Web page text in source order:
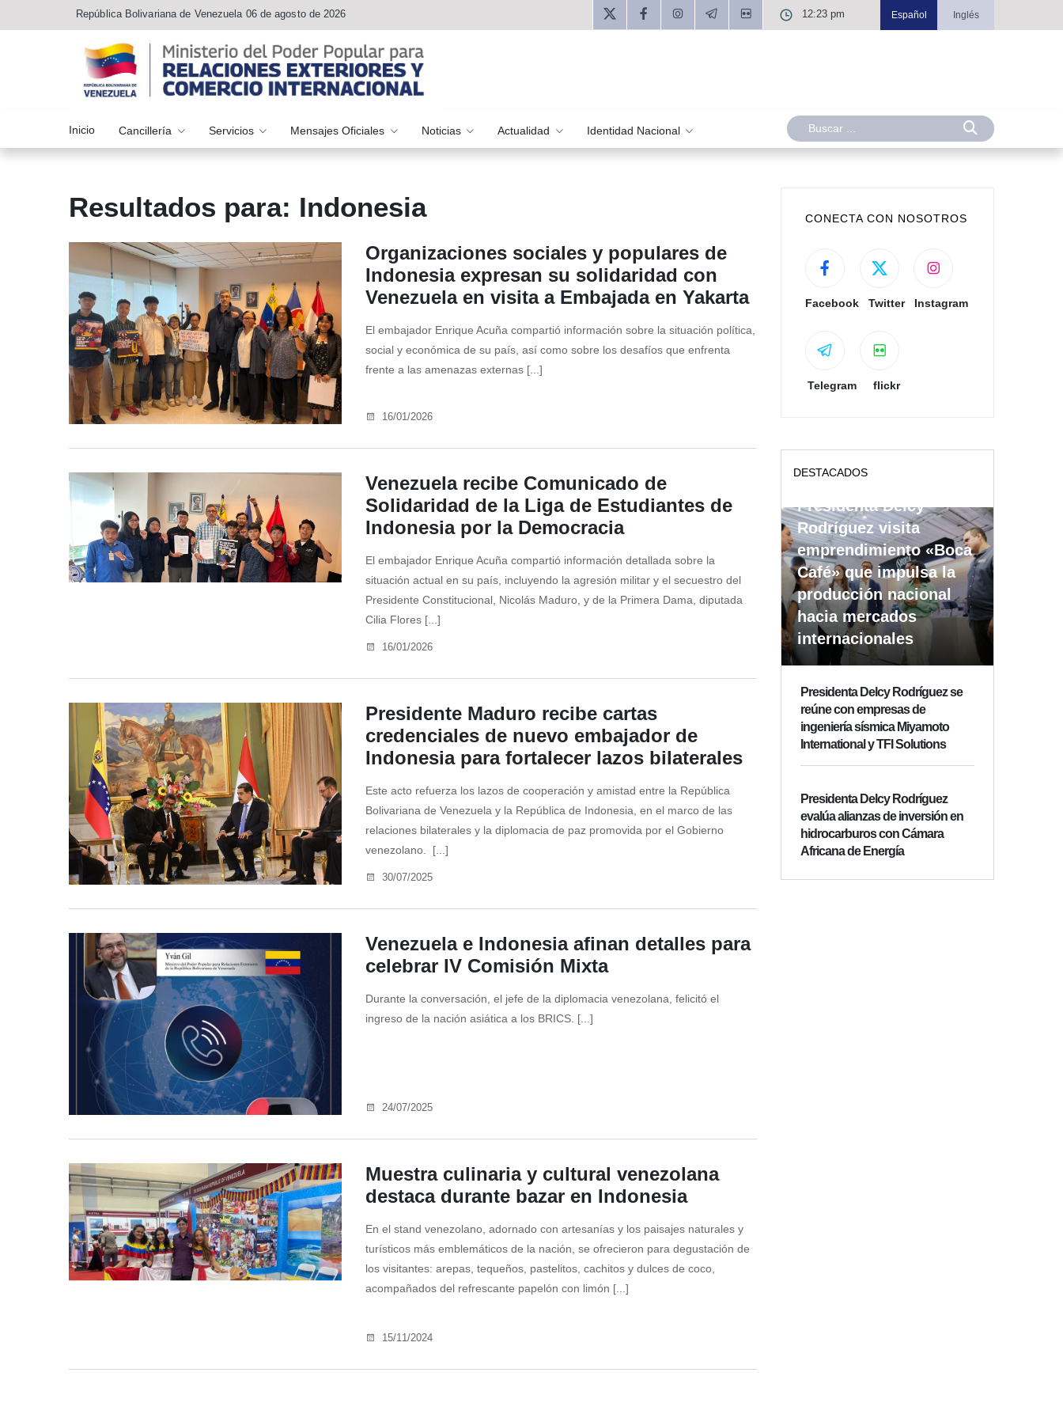
República Bolivariana de Venezuela 06 de agosto de 2026 12:23 pm Español Inglés
Inicio Cancillería Servicios Mensajes Oficiales Noticias Actualidad Identidad Nacional
Resultados para: Indonesia
Organizaciones sociales y populares de
Indonesia expresan su solidaridad con
Venezuela en visita a Embajada en Yakarta
El embajador Enrique Acuña compartió información sobre la situación política,
social y económica de su país, así como sobre los desafíos que enfrenta
frente a las amenazas externas [...]
16/01/2026
Venezuela recibe Comunicado de
Solidaridad de la Liga de Estudiantes de
Indonesia por la Democracia
El embajador Enrique Acuña compartió información detallada sobre la
situación actual en su país, incluyendo la agresión militar y el secuestro del
Presidente Constitucional, Nicolás Maduro, y de la Primera Dama, diputada
Cilia Flores [...]
16/01/2026
Presidente Maduro recibe cartas
credenciales de nuevo embajador de
Indonesia para fortalecer lazos bilaterales
Este acto refuerza los lazos de cooperación y amistad entre la República
Bolivariana de Venezuela y la República de Indonesia, en el marco de las
relaciones bilaterales y la diplomacia de paz promovida por el Gobierno
venezolano. [...]
30/07/2025
Venezuela e Indonesia afinan detalles para
celebrar IV Comisión Mixta
Durante la conversación, el jefe de la diplomacia venezolana, felicitó el
ingreso de la nación asiática a los BRICS. [...]
24/07/2025
Muestra culinaria y cultural venezolana
destaca durante bazar en Indonesia
En el stand venezolano, adornado con artesanías y los paisajes naturales y
turísticos más emblemáticos de la nación, se ofrecieron para degustación de
los visitantes: arepas, tequeños, pastelitos, cachitos y dulces de coco,
acompañados del refrescante papelón con limón [...]
15/11/2024
CONECTA CON NOSOTROS
Facebook Twitter Instagram
Telegram flickr
DESTACADOS
Presidenta Delcy
Rodríguez visita
emprendimiento «Boca
Café» que impulsa la
producción nacional
hacia mercados
internacionales
Presidenta Delcy Rodríguez se
reúne con empresas de
ingeniería sísmica Miyamoto
International y TFI Solutions
Presidenta Delcy Rodríguez
evalúa alianzas de inversión en
hidrocarburos con Cámara
Africana de Energía